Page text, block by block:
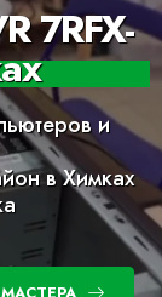
7RFX-
и
в Химках